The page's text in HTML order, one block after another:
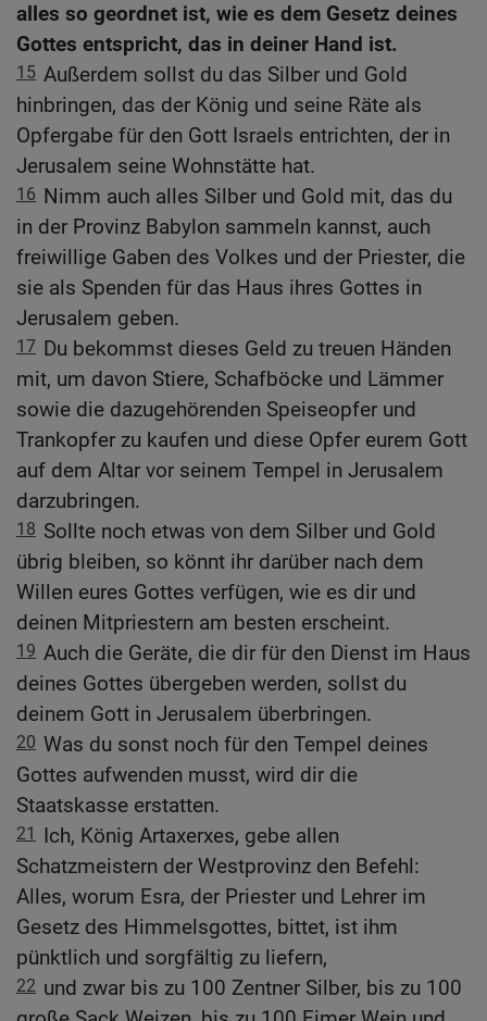
alles so geordnet ist, wie es dem Gesetz deines
Gottes entspricht, das in deiner Hand ist.
15 Außerdem sollst du das Silber und Gold
hinbringen, das der König und seine Räte als
Opfergabe für den Gott Israels entrichten, der in
Jerusalem seine Wohnstätte hat.
16 Nimm auch alles Silber und Gold mit, das du
in der Provinz Babylon sammeln kannst, auch
freiwillige Gaben des Volkes und der Priester, die
sie als Spenden für das Haus ihres Gottes in
Jerusalem geben.
17 Du bekommst dieses Geld zu treuen Händen
mit, um davon Stiere, Schafböcke und Lämmer
sowie die dazugehörenden Speiseopfer und
Trankopfer zu kaufen und diese Opfer eurem Gott
auf dem Altar vor seinem Tempel in Jerusalem
darzubringen.
18 Sollte noch etwas von dem Silber und Gold
übrig bleiben, so könnt ihr darüber nach dem
Willen eures Gottes verfügen, wie es dir und
deinen Mitpriestern am besten erscheint.
19 Auch die Geräte, die dir für den Dienst im Haus
deines Gottes übergeben werden, sollst du
deinem Gott in Jerusalem überbringen.
20 Was du sonst noch für den Tempel deines
Gottes aufwenden musst, wird dir die
Staatskasse erstatten.
21
Ich, König Artaxerxes, gebe allen
Schatzmeistern der Westprovinz den Befehl:
Alles, worum Esra, der Priester und Lehrer im
Gesetz des Himmelsgottes, bittet, ist ihm
pünktlich und sorgfältig zu liefern,
22 und zwar bis zu 100 Zentner Silber, bis zu 100